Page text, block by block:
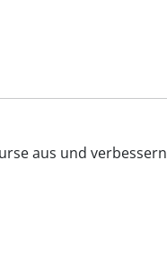
aus und verbessern